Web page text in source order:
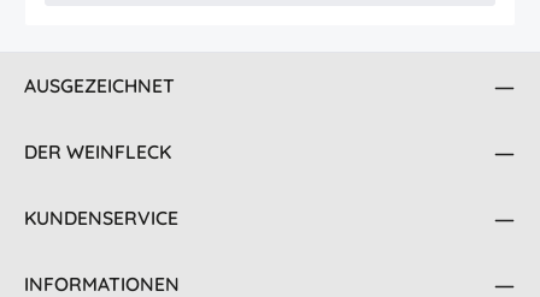
AUSGEZEICHNET
DER WEINFLECK
KUNDENSERVICE
INFORMATIONEN